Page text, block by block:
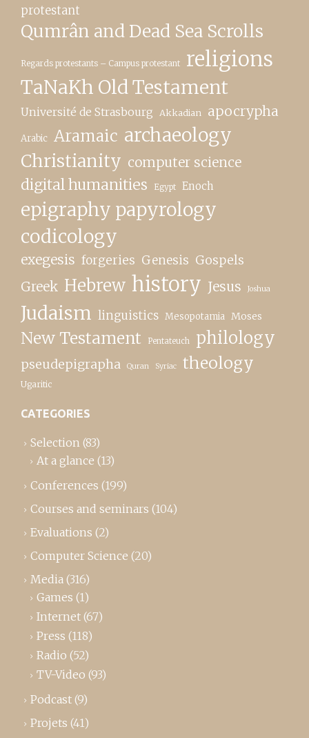
protestant
Qumrân and Dead Sea Scrolls
Regards protestants – Campus protestant religions
TaNaKh Old Testament
Université de Strasbourg Akkadian apocrypha
Arabic Aramaic archaeology
Christianity computer science
digital humanities Egypt Enoch
epigraphy papyrology
codicology
exegesis forgeries Genesis Gospels
Greek Hebrew history Jesus Joshua
Judaism linguistics Mesopotamia Moses
New Testament Pentateuch philology
pseudepigrapha Quran Syriac theology
Ugaritic
CATEGORIES
Selection (83)
At a glance (13)
Conferences (199)
Courses and seminars (104)
Evaluations (2)
Computer Science (20)
Media (316)
Games (1)
Internet (67)
Press (118)
Radio (52)
TV-Video (93)
Podcast (9)
Projets (41)